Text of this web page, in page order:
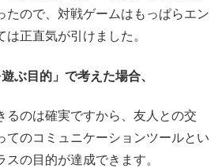
たので、対戦ゲームはもっぱらエン
正直気が引けました。
ぶ目的」で考えた場合、
るのは確実ですから、友人との交
てのコミュニケーションツールとい
スの目的が達成できます。